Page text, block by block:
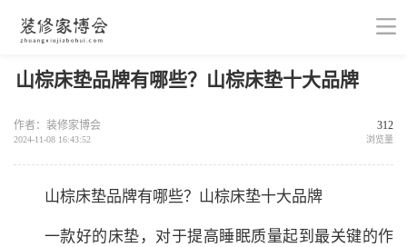
山棕床垫品牌有哪些？山棕床垫十大品牌
作者：装修家博会
2024-11-08 16:43:52
312
浏览量
山棕床垫品牌有哪些？山棕床垫十大品牌
一款好的床垫，对于提高睡眠质量起到最关键的作